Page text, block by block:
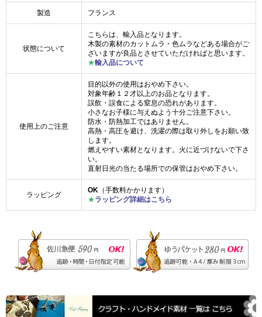
製造 フランス
状態について
こちらは、輸入品となります。
木製の素材のカットムラ・色ムラなどある場合がご
ざいますが良品とさせていただければと思います。
★輸入品について
使用上のご注意
目的以外の使用はおやめ下さい。
対象年齢１２才以上のお品となります。
誤飲・誤食による窒息の恐れがあります。
小さなお子様に与えぬよう十分ご注意下さい。
防水・防熱加工ではありません。
高熱・高圧を避け、洗濯の際は取り外しをお願い致
します。
燃えやすい素材となります。火に近づけないで下さ
い。
直射日光の当たる場所での保管はおやめ下さい。
ラッピング
OK （手数料かかります）
★ラッピング詳細はこちら